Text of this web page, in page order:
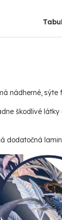
nádherné, sýte
škodlivé
dodatočná